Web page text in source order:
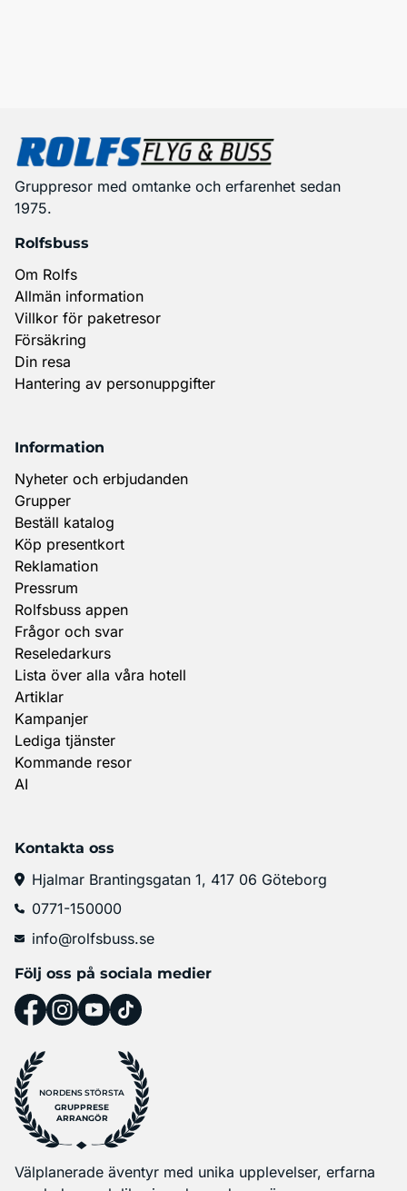
Gruppresor med omtanke och erfarenhet sedan
1975.
Rolfsbuss
Om Rolfs
Allmän information
Villkor för paketresor
Försäkring
Din resa
Hantering av personuppgifter
Information
Nyheter och erbjudanden
Grupper
Beställ katalog
Köp presentkort
Reklamation
Pressrum
Rolfsbuss appen
Frågor och svar
Reseledarkurs
Lista över alla våra hotell
Artiklar
Kampanjer
Lediga tjänster
Kommande resor
AI
Kontakta oss
Hjalmar Brantingsgatan 1, 417 06 Göteborg
0771-150000
info@rolfsbuss.se
Följ oss på sociala medier
NORDENS STÖRSTA
GRUPPRESE
ARRANGÖR
Välplanerade äventyr med unika upplevelser, erfarna